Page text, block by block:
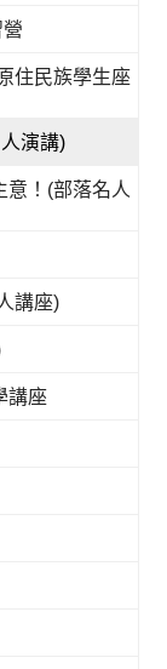
住民族學生座
演講)
意！(部落名人
講座)
講座